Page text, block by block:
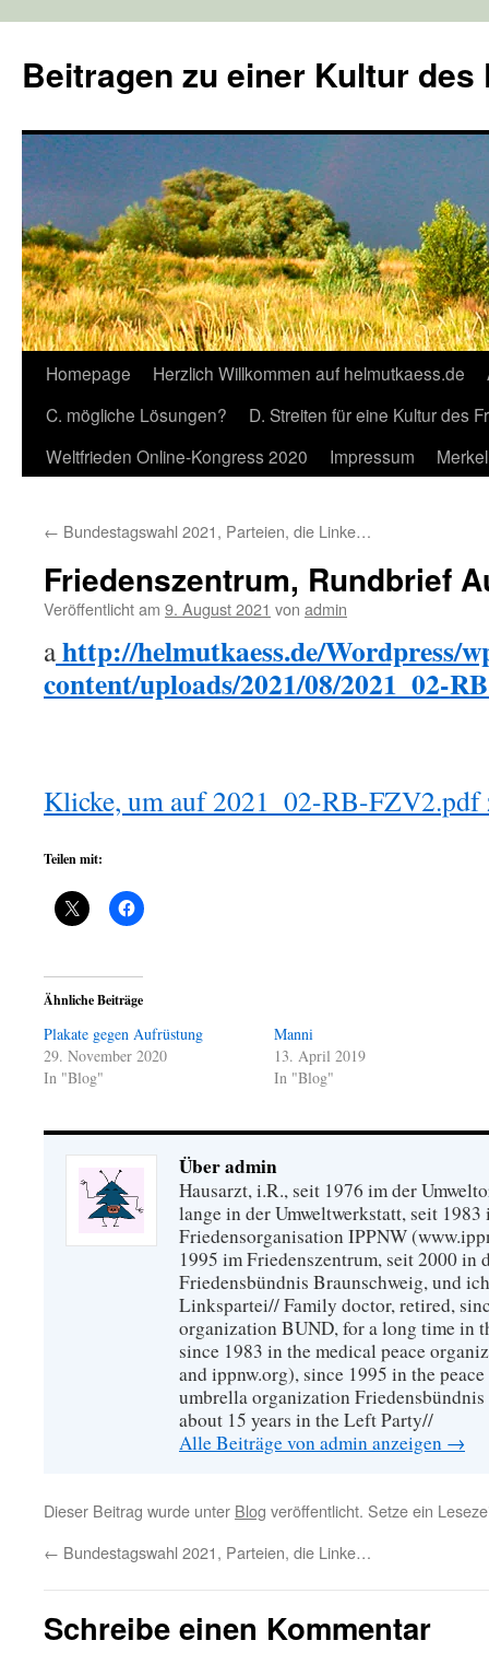
springen
Beitragen zu einer Kultur des
Homepage Herzlich Willkommen auf helmutkaess.de
C. mögliche Lösungen?
D. Streiten für eine Kultur des
Weltfrieden Online-Kongress 2020
Impressum
← Bundestagswahl 2021, Parteien, die Linke…
Friedenszentrum, Rundbrief
Veröffentlicht am 9. August 2021 von admin
ahttp://helmutkaess.de/Wordpress/
content/uploads/2021/08/2021_02-
Klicke, um auf 2021_02-RB-FZV2.pdf
Teilen mit:
Ähnliche Beiträge
Plakate gegen Aufrüstung
29. November 2020
In "Blog"
Manni
13. April 2019
In "Blog"
Über admin
Hausarzt, i.R., seit 1976 im der
lange in der Umweltwerkstatt, seit
Friedensorganisation IPPNW
1995 im Friedenszentrum, seit 2000 in
Friedensbündnis Braunschweig, und
Linkspartei// Family doctor, retired,
organization BUND, for a long time in
since 1983 in the medical peace
and ippnw.org), since 1995 in the
umbrella organization
about 15 years in the Left Party//
Alle Beiträge von admin anzeigen →
Dieser Beitrag wurde unter Blog veröffentlicht. Setze ein
← Bundestagswahl 2021, Parteien, die Linke…
Schreibe einen Kommentar